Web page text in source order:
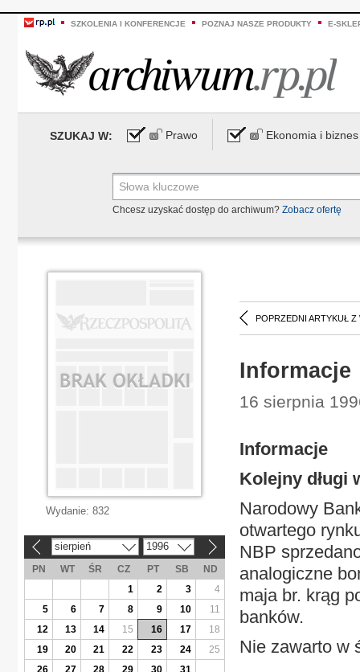
SZKOLENIA I KONFERENCJE POZNAJ NASZE PRODUKTY E-
SZUKAJ W: Prawo Ekonomia i biznes
Chcesz uzyskać dostęp do archiwum? Zobacz ofertę
POPRZEDNI ARTYKUŁ Z
Informacje
16 sierpnia
Informacje
Kolejny długi
Narodowy
otwartego
NBP
analogiczne
maja br. krąg
banków.
Nie zawarto w
Wydanie: 832
sierpień 1996
PN WT ŚR CZ PT SB
ND
1
2 3
4
5
6 7 8 9 10
11
12
13 14 15 16 17
18
19
20 21 22 23 24
25
26
27 28 29 30 31